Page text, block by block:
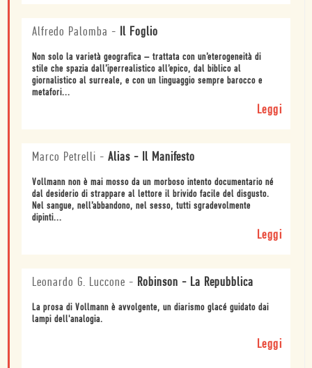
Alfredo Palomba - Il Foglio
Non solo la varietà geografica – trattata con un’eterogeneità di
stile che spazia dall’iperrealistico all’epico, dal biblico al
giornalistico al surreale, e con un linguaggio sempre barocco e
metafori...
Leggi
Marco Petrelli - Alias - Il Manifesto
Vollmann non è mai mosso da un morboso intento documentario né
dal desiderio di strappare al lettore il brivido facile del disgusto.
Nel sangue, nell’abbandono, nel sesso, tutti sgradevolmente
dipinti...
Leggi
Leonardo G. Luccone - Robinson - La Repubblica
La prosa di Vollmann è avvolgente, un diarismo glacé guidato dai
lampi dell'analogia.
Leggi